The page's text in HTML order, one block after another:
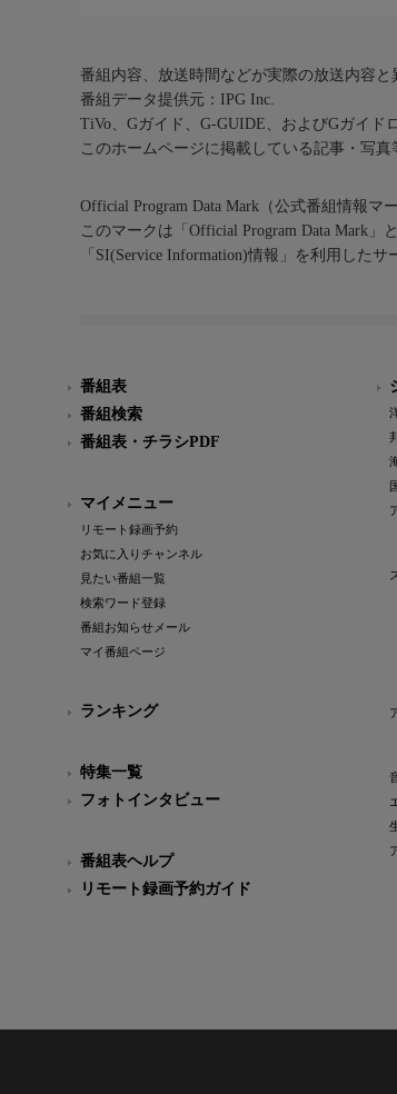
番組内容、放送時間などが実際の放送内容と
番組データ提供元：IPG Inc.
TiVo、Gガイド、G-GUIDE、およびGガイド
このホームページに掲載している記事・写
Official Program Data Mark（公式番組情報マー
このマークは「Official Program Data Mark」
「SI(Service Information)情報」を利用した
番組表
番組検索
番組表・チラシPDF
マイメニュー
リモート録画予約
お気に入りチャンネル
見たい番組一覧
検索ワード登録
番組お知らせメール
マイ番組ページ
ランキング
特集一覧
フォトインタビュー
番組表ヘルプ
リモート録画予約ガイド